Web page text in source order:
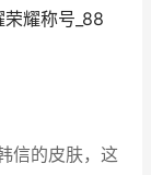
耀称号_88
信的皮肤，这